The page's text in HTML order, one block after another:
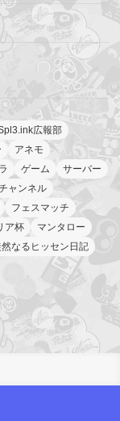
広報部
アネモ
ゲーム
サーバー
ャンネル
フェスマッチ
ア杯
マンタロー
然なるヒッセン日記